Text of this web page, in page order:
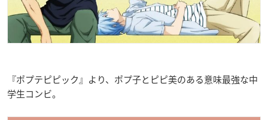
『ポプテピピック』より、ポプ子とピピ美のある意味最強な中
学生コンビ。